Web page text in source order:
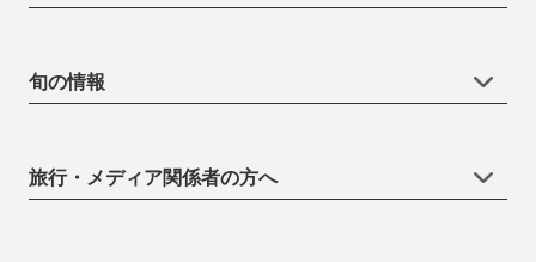
旬の情報
旅行・メディア関係者の方へ